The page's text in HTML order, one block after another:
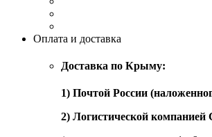
Оплата и доставка
Доставка по Крыму:
1) Почтой России
2) Логистической компанией